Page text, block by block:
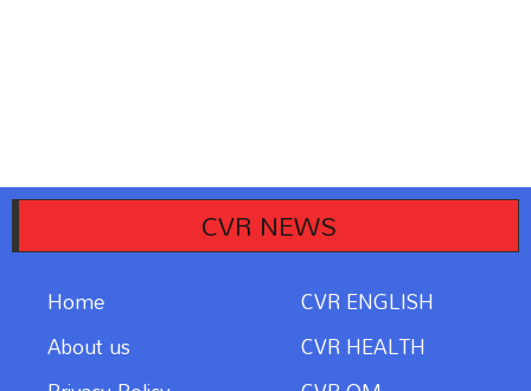
CVR NEWS
Home
CVR ENGLISH
About us
CVR HEALTH